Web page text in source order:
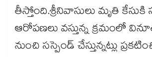
తీస్తోంది.శ్రీనివాసులు మృతి
ఆరోపణలు వస్తున్న క్రమంలో
నుంచి సస్పెండ్ చేస్తున్నట్లు